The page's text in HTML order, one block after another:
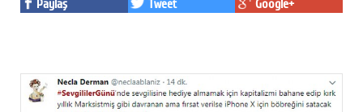
Paylaş Tweet Google+